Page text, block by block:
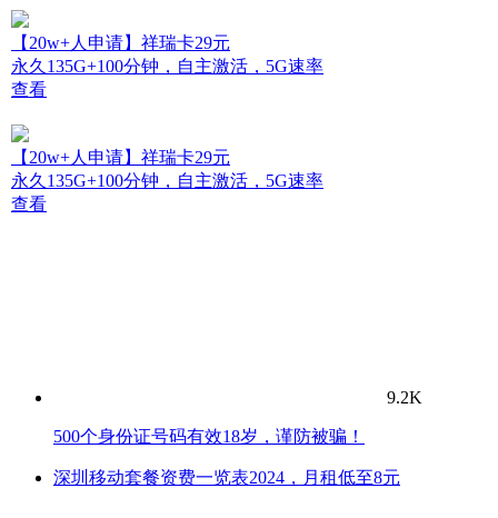
【20w+人申请】祥瑞卡29元
永久135G+100分钟，自主激活，5G速率
查看
【20w+人申请】祥瑞卡29元
永久135G+100分钟，自主激活，5G速率
查看
9.2K
500个身份证号码有效18岁，谨防被骗！
深圳移动套餐资费一览表2024，月租低至8元